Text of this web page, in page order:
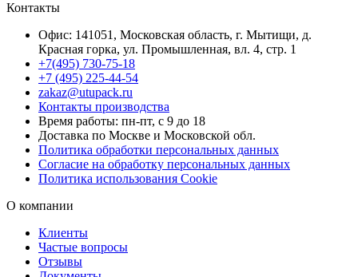
Контакты
Офис: 141051, Московская область, г. Мытищи, д.
Красная горка, ул. Промышленная, вл. 4, стр. 1
+7(495) 730-75-18
+7 (495) 225-44-54
zakaz@utupack.ru
Контакты производства
Время работы: пн-пт, с 9 до 18
Доставка по Москве и Московской обл.
Политика обработки персональных данных
Согласие на обработку персональных данных
Политика использования Cookie
О компании
Клиенты
Частые вопросы
Отзывы